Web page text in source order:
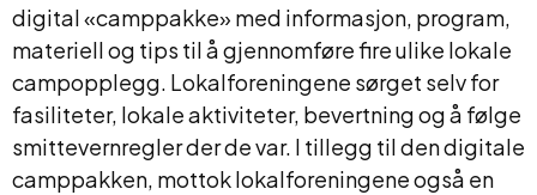
digital «camppakke» med informasjon, program,
materiell og tips til å gjennomføre fire ulike lokale
campopplegg. Lokalforeningene sørget selv for
fasiliteter, lokale aktiviteter, bevertning og å følge
smittevernregler der de var. I tillegg til den digitale
camppakken, mottok lokalforeningene også en